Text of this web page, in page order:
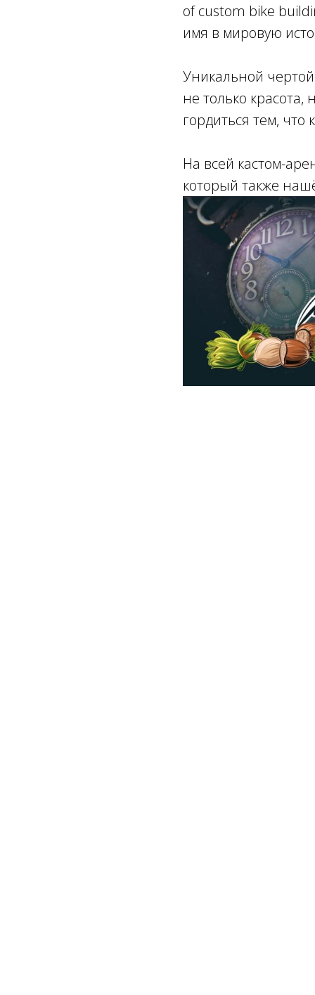
of custom bike
имя в мировую
Уникальной
не только красота,
гордиться тем,
На всей кастом-
который также